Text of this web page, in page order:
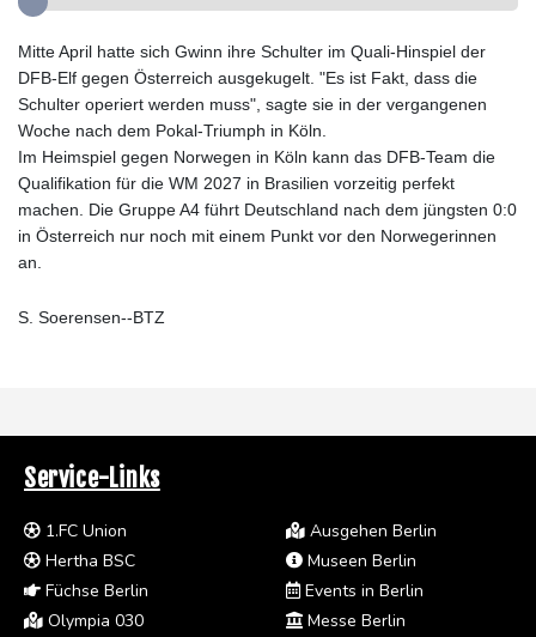
Mitte April hatte sich Gwinn ihre Schulter im Quali-Hinspiel der
DFB-Elf gegen Österreich ausgekugelt. "Es ist Fakt, dass die
Schulter operiert werden muss", sagte sie in der vergangenen
Woche nach dem Pokal-Triumph in Köln.
Im Heimspiel gegen Norwegen in Köln kann das DFB-Team die
Qualifikation für die WM 2027 in Brasilien vorzeitig perfekt
machen. Die Gruppe A4 führt Deutschland nach dem jüngsten 0:0
in Österreich nur noch mit einem Punkt vor den Norwegerinnen
an.
S. Soerensen--BTZ
Service-Links
1.FC Union
Hertha BSC
Füchse Berlin
Olympia 030
Ausgehen Berlin
Museen Berlin
Events in Berlin
Messe Berlin